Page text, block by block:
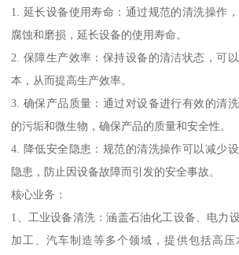
1. 延长设备使用寿命：通过规范的清洗操作
腐蚀和磨损，延长设备的使用寿命。
2. 保障生产效率：保持设备的清洁状态，可
本，从而提高生产效率。
3. 确保产品质量：通过对设备进行有效的清
的污垢和微生物，确保产品的质量和安全性。
4. 降低安全隐患：规范的清洗操作可以减少
隐患，防止因设备故障而引发的安全事故。
核心业务：
1、工业设备清洗：涵盖石油化工设备、电力
加工、汽车制造等多个领域，提供包括高